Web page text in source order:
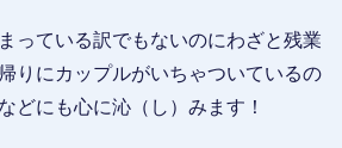
っている訳でもないのにわざと残業
りにカップルがいちゃついているの
どにも心に沁（し）みます！